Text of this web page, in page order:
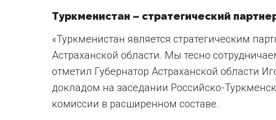
Туркменистан – стратегический
«Туркменистан является стратегическим
Астраханской области. Мы тесно
отметил Губернатор Астраханской области
докладом на заседании Российско-
комиссии в расширенном составе.